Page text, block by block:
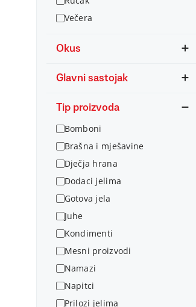
Večera
Okus
Glavni sastojak
Tip proizvoda
Bomboni
Brašna i mješavine
Dječja hrana
Dodaci jelima
Gotova jela
Juhe
Kondimenti
Mesni proizvodi
Namazi
Napitci
Prilozi jelima